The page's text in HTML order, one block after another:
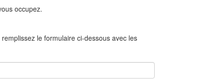
occupez.
le formulaire ci-dessous avec les